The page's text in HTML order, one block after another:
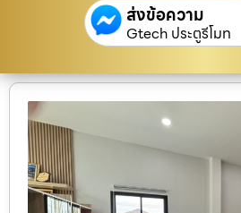
ส่งข้อความ
Gtech ประตูรีโมท